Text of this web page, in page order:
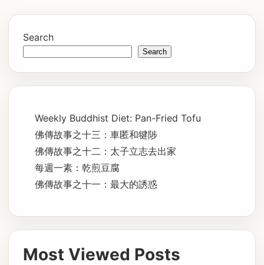
Search
Search
Weekly Buddhist Diet: Pan-Fried Tofu
佛傳故事之十三：車匿和犍陟
佛傳故事之十二：太子立志去出家
每週一素：乾煎豆腐
佛傳故事之十一：最大的誘惑
Most Viewed Posts